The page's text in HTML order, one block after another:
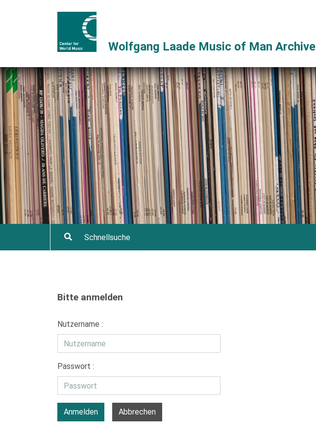
Wolfgang Laade Music of Man Archive
Bitte anmelden
Nutzername :
Passwort :
Anmelden Abbrechen